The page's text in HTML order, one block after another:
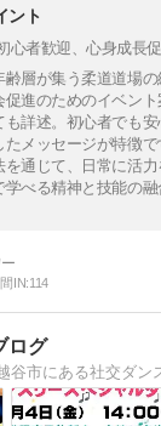
ント
心者歓迎、心身成長
層が集う柔道道場
進のためのイベン
詳述。初心者でも
メッセージが特徴
通じて、日常に活
べる精神と技能の
IN:114
ログ